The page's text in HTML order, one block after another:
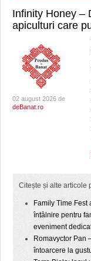
Infinity Honey –
apiculturi care
02 august 2026 de
deBanat.ro
Citește și alte articole
Family Time Fest
întâlnire pentru
eveniment
Romavyctor Pan
întoarcere la